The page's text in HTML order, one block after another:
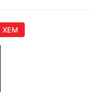
XEM